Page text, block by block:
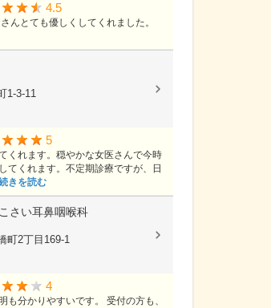
4.5
んとても優しくしてくれました。
1-3-11
5
くれます。穏やかな女医さんで今時
てくれます。不定期診療ですが、日
きを読む
こさい耳鼻咽喉科
町2丁目169-1
4
も分かりやすいです。 受付の方も、